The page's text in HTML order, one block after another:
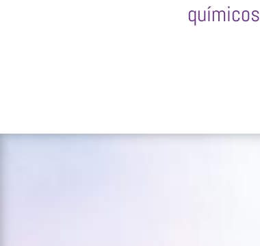
químicos